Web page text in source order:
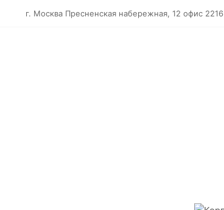
г. Москва Пресненская набережная, 12 офис 2216